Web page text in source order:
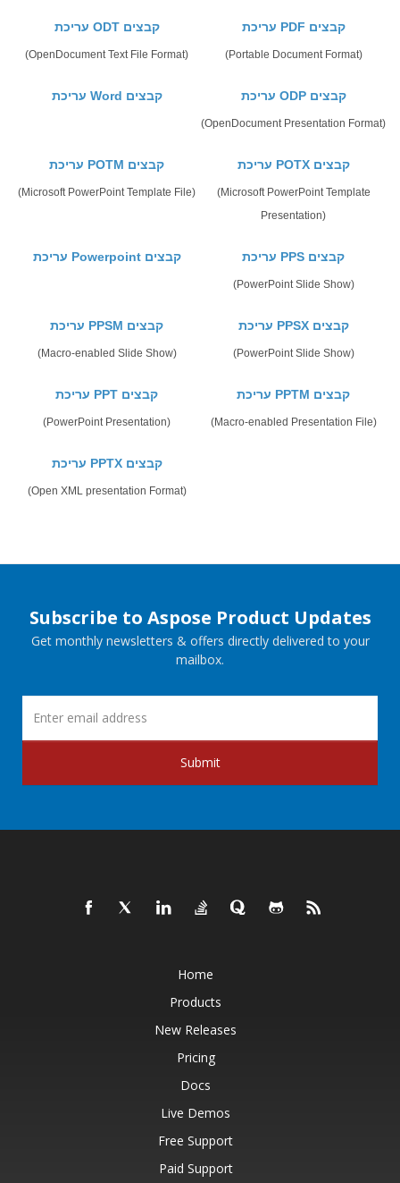
עריכת ODT קבצים
(OpenDocument Text File Format)
עריכת PDF קבצים
(Portable Document Format)
עריכת Word קבצים עריכת ODP קבצים
(OpenDocument Presentation Format)
עריכת POTM קבצים
(Microsoft PowerPoint Template File)
עריכת POTX קבצים
(Microsoft PowerPoint Template
Presentation)
עריכת Powerpoint קבצים עריכת PPS קבצים
(PowerPoint Slide Show)
עריכת PPSM קבצים
(Macro-enabled Slide Show)
עריכת PPSX קבצים
(PowerPoint Slide Show)
עריכת PPT קבצים
(PowerPoint Presentation)
עריכת PPTM קבצים
(Macro-enabled Presentation File)
עריכת PPTX קבצים
(Open XML presentation Format)
Subscribe to Aspose Product Updates
Get monthly newsletters & offers directly delivered to your
mailbox.
Submit
Home
Products
New Releases
Pricing
Docs
Live Demos
Free Support
Paid Support